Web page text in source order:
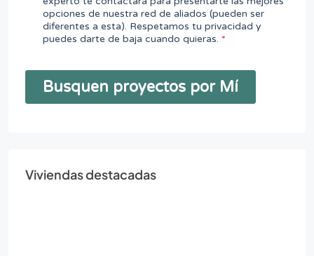
Viviendas destacadas